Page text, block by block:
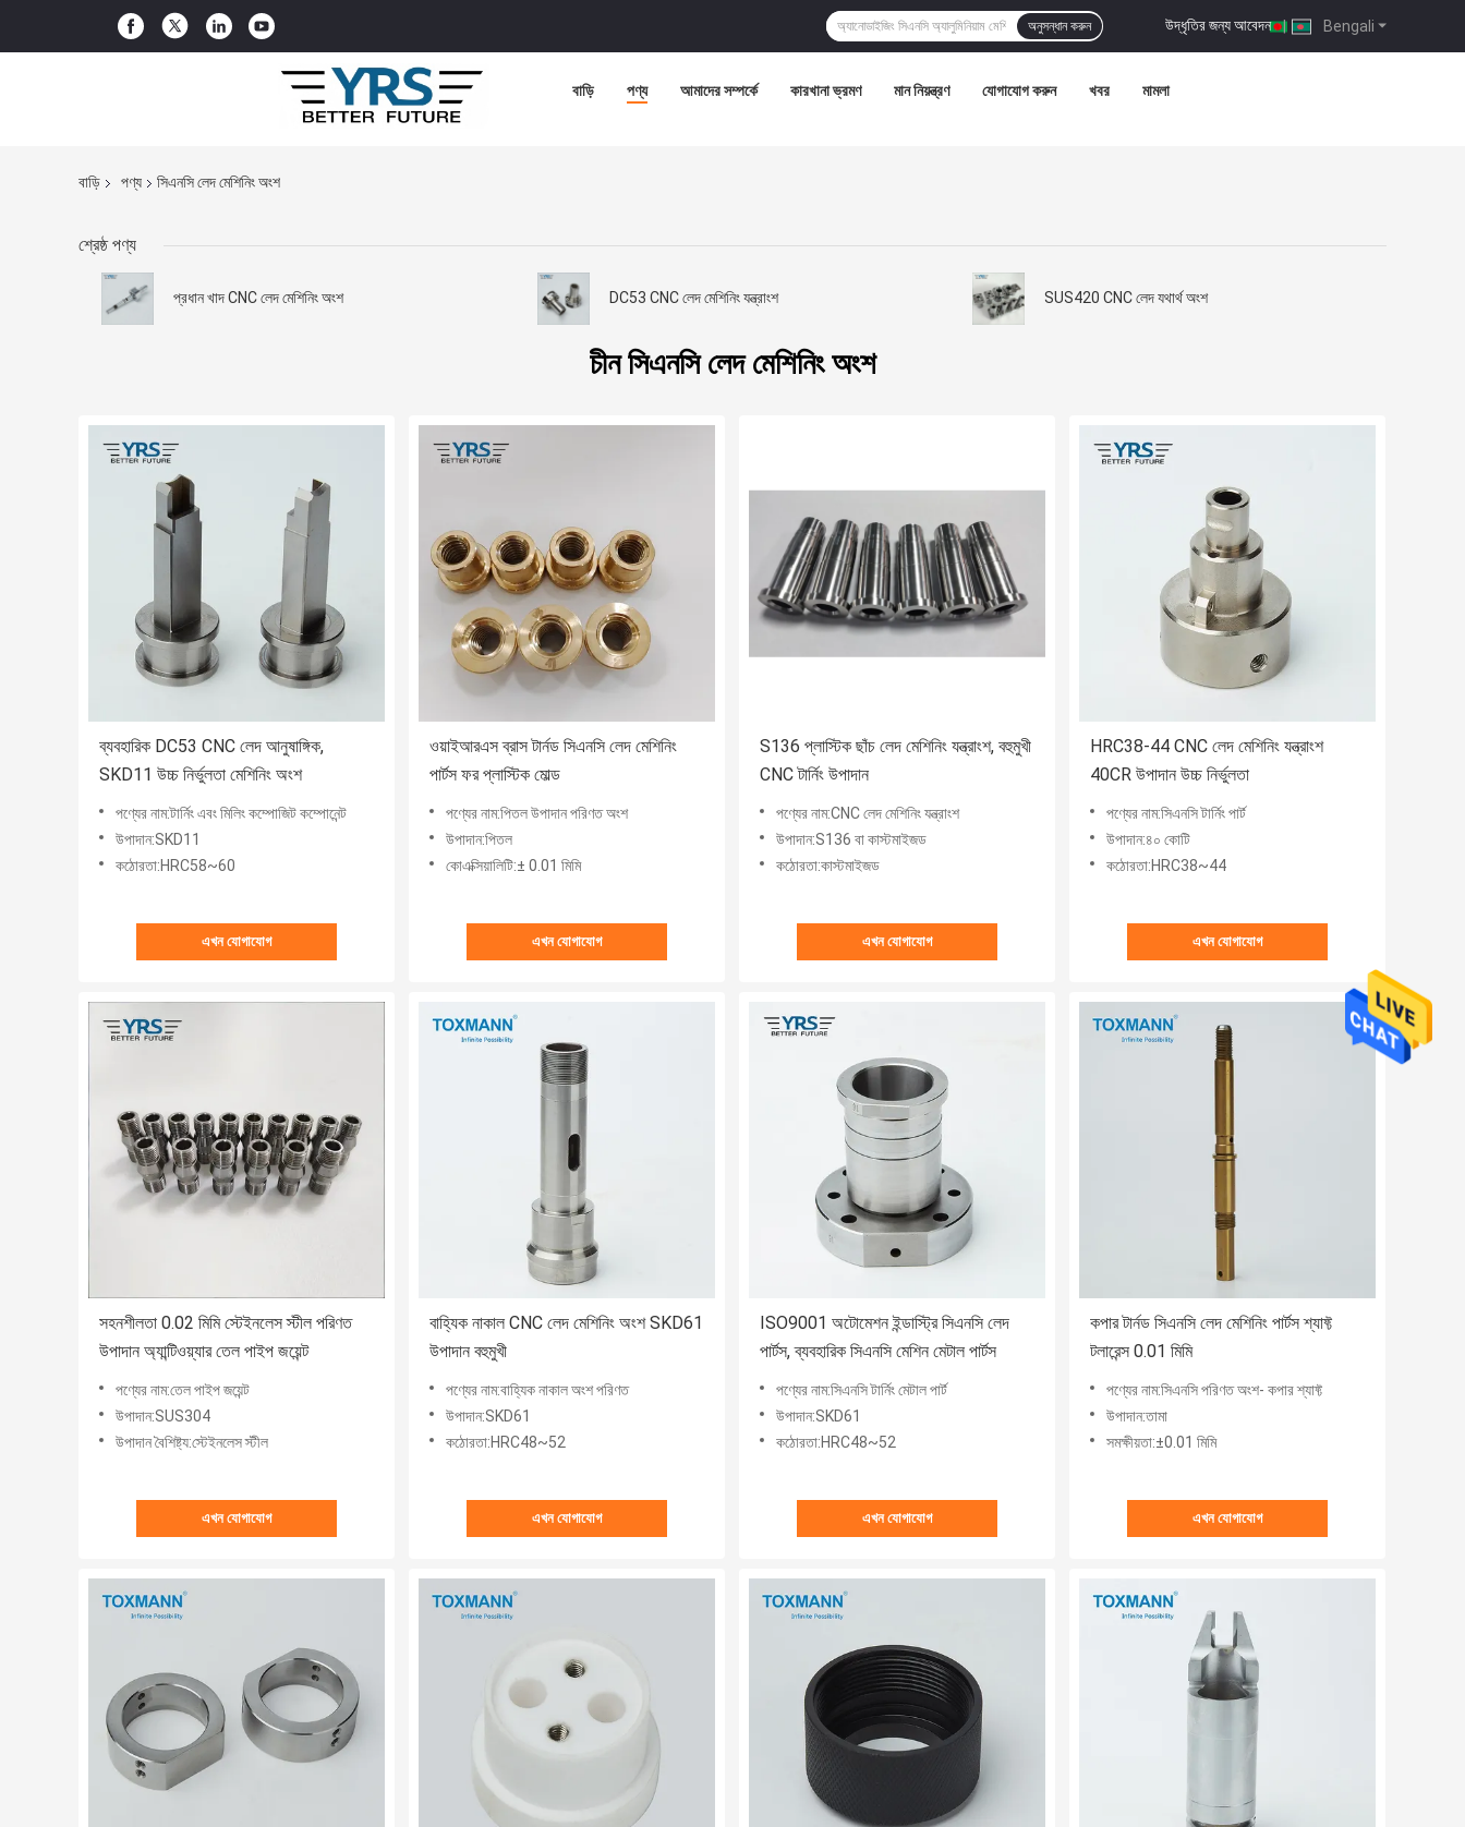
Bengali
উদ্ধৃতির জন্য আবেদন |
অনুসন্ধান করুন
বাড়ি পণ্য আমাদের সম্পর্কে কারখানা ভ্রমণ মান নিয়ন্ত্রণ যোগাযোগ করুন খবর মামলা
বাড়ি পণ্য সিএনসি লেদ মেশিনিং অংশ
শ্রেষ্ঠ পণ্য
প্রধান খাদ CNC লেদ মেশিনিং অংশ DC53 CNC লেদ মেশিনিং যন্ত্রাংশ SUS420 CNC লেদ যথার্থ অংশ
চীন সিএনসি লেদ মেশিনিং অংশ
ব্যবহারিক DC53 CNC লেদ আনুষাঙ্গিক,
SKD11 উচ্চ নির্ভুলতা মেশিনিং অংশ
পণ্যের নাম:টার্নিং এবং মিলিং কম্পোজিট কম্পোনেন্ট
উপাদান:SKD11
কঠোরতা:HRC58~60
এখন যোগাযোগ
ওয়াইআরএস ব্রাস টার্নড সিএনসি লেদ মেশিনিং
পার্টস ফর প্লাস্টিক মোল্ড
পণ্যের নাম:পিতল উপাদান পরিণত অংশ
উপাদান:পিতল
কোএক্সিয়ালিটি:± 0.01 মিমি
এখন যোগাযোগ
S136 প্লাস্টিক ছাঁচ লেদ মেশিনিং যন্ত্রাংশ, বহুমুখী
CNC টার্নিং উপাদান
পণ্যের নাম:CNC লেদ মেশিনিং যন্ত্রাংশ
উপাদান:S136 বা কাস্টমাইজড
কঠোরতা:কাস্টমাইজড
এখন যোগাযোগ
HRC38-44 CNC লেদ মেশিনিং যন্ত্রাংশ
40CR উপাদান উচ্চ নির্ভুলতা
পণ্যের নাম:সিএনসি টার্নিং পার্ট
উপাদান:৪০ কোটি
কঠোরতা:HRC38~44
এখন যোগাযোগ
সহনশীলতা 0.02 মিমি স্টেইনলেস স্টীল পরিণত
উপাদান অ্যান্টিওয়্যার তেল পাইপ জয়েন্ট
পণ্যের নাম:তেল পাইপ জয়েন্ট
উপাদান:SUS304
উপাদান বৈশিষ্ট্য:স্টেইনলেস স্টীল
এখন যোগাযোগ
বাহ্যিক নাকাল CNC লেদ মেশিনিং অংশ SKD61
উপাদান বহুমুখী
পণ্যের নাম:বাহ্যিক নাকাল অংশ পরিণত
উপাদান:SKD61
কঠোরতা:HRC48~52
এখন যোগাযোগ
ISO9001 অটোমেশন ইন্ডাস্ট্রি সিএনসি লেদ
পার্টস, ব্যবহারিক সিএনসি মেশিন মেটাল পার্টস
পণ্যের নাম:সিএনসি টার্নিং মেটাল পার্ট
উপাদান:SKD61
কঠোরতা:HRC48~52
এখন যোগাযোগ
কপার টার্নড সিএনসি লেদ মেশিনিং পার্টস শ্যাফ্ট
টলারেন্স 0.01 মিমি
পণ্যের নাম:সিএনসি পরিণত অংশ- কপার শ্যাফ্ট
উপাদান:তামা
সমক্ষীয়তা:±0.01 মিমি
এখন যোগাযোগ